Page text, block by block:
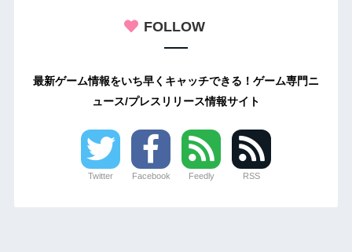
FOLLOW
最新ゲーム情報をいち早くキャッチできる！ゲーム専門ニ
ュース/プレスリリース情報サイト
Twitter Facebook Feedly RSS